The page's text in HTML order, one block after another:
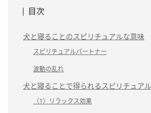
目次
犬と寝ることのスピリチュアルな意味
スピリチュアルパートナー
波動の乱れ
犬と寝ることで得られるスピリチュア
（1）リラックス効果